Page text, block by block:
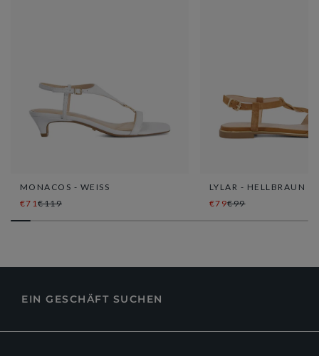
MONACOS - WEISS
€71€119
LYLAR - HELLBRAUN
€79€99
EIN GESCHÄFT SUCHEN